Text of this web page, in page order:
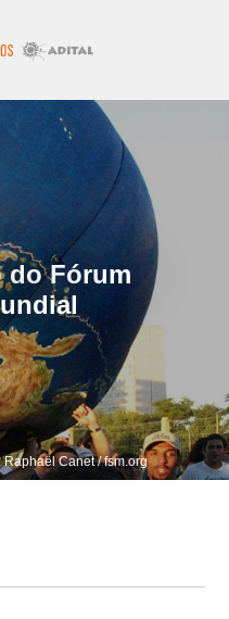
do Fórum
Raphaël Canet / fsm.org